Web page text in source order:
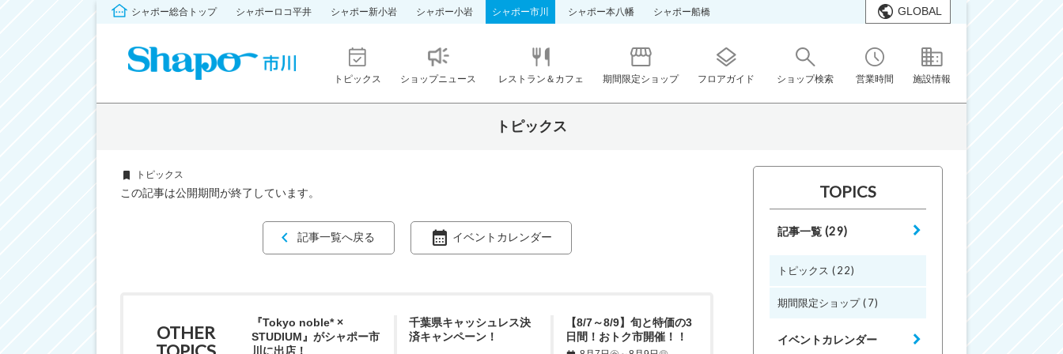
シャポー総合トップ シャポーロコ平井 シャポー新小岩 シャポー小岩 シャポー市川 シャポー本八幡 シャポー船橋 GLOBAL
トピックス ショップニュース レストラン＆カフェ 期間限定ショップ フロアガイド ショップ検索 営業時間 施設情報
トピックス
トピックス
この記事は公開期間が終了しています。
記事一覧へ戻る イベントカレンダー
OTHER
『Tokyo noble* ×
STUDIUM』がシャポー市
川に出店！
千葉県キャッシュレス決
済キャンペーン！
【8/7～8/9】旬と特価の3
日間！おトク市開催！！
TOPICS
記事一覧 (29)
トピックス (22)
期間限定ショップ(7)
イベントカレンダー